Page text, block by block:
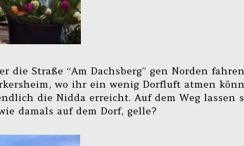
Straße “Am Dachsberg” gen Norden
wo ihr ein wenig Dorfluft atmen
die Nidda erreicht. Auf dem Weg lassen
damals auf dem Dorf, gelle?